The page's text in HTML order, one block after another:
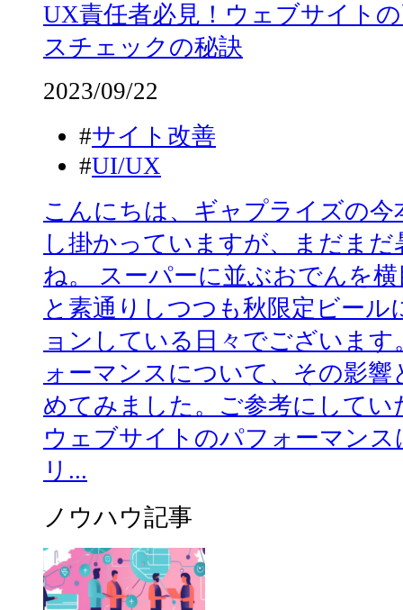
UX責任者必見！ウェブサイト
スチェックの秘訣
2023/09/22
#サイト改善
#UI/UX
こんにちは、ギャプライズの今
し掛かっていますが、まだま
ね。 スーパーに並ぶおでんを
と素通りしつつも秋限定ビー
ョンしている日々でございま
ォーマンスについて、その影
めてみました。ご参考にして
ウェブサイトのパフォーマン
リ...
ノウハウ記事